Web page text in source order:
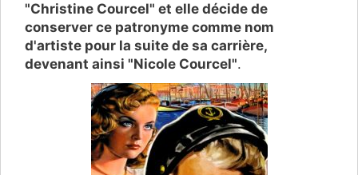
"Christine Courcel" et elle décide de
conserver ce patronyme comme nom
d'artiste pour la suite de sa carrière,
devenant ainsi "Nicole Courcel".